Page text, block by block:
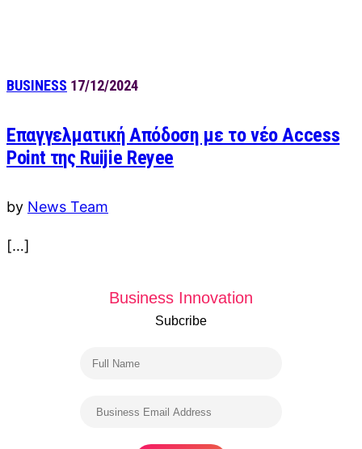
BUSINESS 17/12/2024
Επαγγελματική Απόδοση με το νέο Access
Point της Ruijie Reyee
by News Team
[…]
Business Innovation
Subcribe